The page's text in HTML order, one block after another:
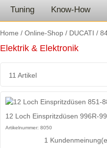
Tuning Know-How
Home / Online-Shop / DUCATI /
Elektrik & Elektronik
11 Artikel
12 Loch Einspritzdüsen 996R-
Artikelnummer: 8050
1